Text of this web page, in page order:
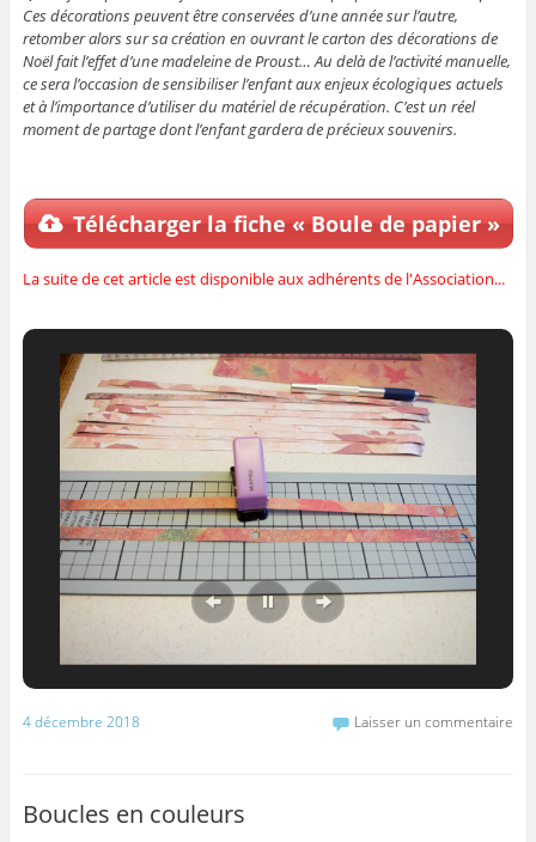
Ces décorations peuvent être conservées d’une année sur l’autre,
retomber alors sur sa création en ouvrant le carton des décorations de
Noël fait l’effet d’une madeleine de Proust… Au delà de l’activité manuelle,
ce sera l’occasion de sensibiliser l’enfant aux enjeux écologiques actuels
et à l’importance d’utiliser du matériel de récupération. C’est un réel
moment de partage dont l’enfant gardera de précieux souvenirs.
Télécharger la fiche « Boule de papier »
La suite de cet article est disponible aux adhérents de l'Association...
4 décembre 2018 Laisser un commentaire
Boucles en couleurs